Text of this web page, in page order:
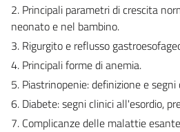
2. Principali parametri di crescita
neonato e nel bambino.
3. Rigurgito e reflusso
4. Principali forme di anemia.
5. Piastrinopenie: definizione e
6. Diabete: segni clinici all'esordio,
7. Complicanze delle malattie